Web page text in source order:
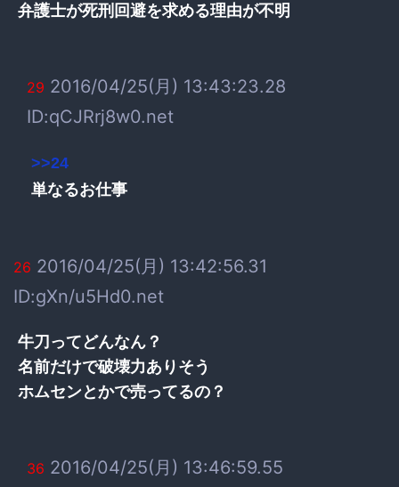
弁護士が死刑回避を求める理由が不明
29 2016/04/25(月) 13:43:23.28
ID:qCJRrj8w0.net
>>24
単なるお仕事
26 2016/04/25(月) 13:42:56.31
ID:gXn/u5Hd0.net
牛刀ってどんなん？
名前だけで破壊力ありそう
ホムセンとかで売ってるの？
36 2016/04/25(月) 13:46:59.55